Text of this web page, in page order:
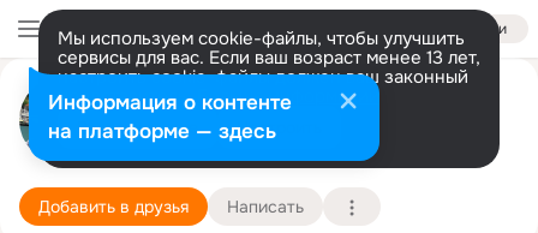
Войти
Мы используем cookie-файлы, чтобы улучшить
сервисы для вас. Если ваш возраст менее 13 лет,
настроить cookie-файлы должен ваш законный
представитель. Больше информации
Разрешить все Настроить
Егор Скуратов
Москва 21 мая (41 год)
Подробнее
Добавить в друзья Написать
Информация о контенте
на платформе — здесь